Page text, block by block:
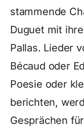
stammende
Duguet mit
Pallas. Lieder
Bécaud oder
Poesie oder
berichten,
Gesprächen